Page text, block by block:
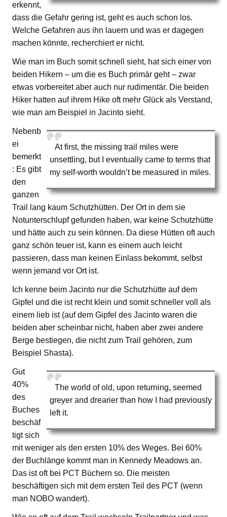
erkennt,
dass die Gefahr gering ist, geht es auch schon los.
Welche Gefahren aus ihn lauern und was er dagegen
machen könnte, recherchiert er nicht.
Wie man im Buch somit schnell sieht, hat sich einer von
beiden Hikern – um die es Buch primär geht – zwar
etwas vorbereitet aber auch nur rudimentär. Die beiden
Hiker hatten auf ihrem Hike oft mehr Glück als Verstand,
wie man am Beispiel in Jacinto sieht.
At first, the missing trail miles were
unsettling, but I eventually came to terms that
my self-worth wouldn’t be measured in miles.
Nebenb
ei
bemerkt
: Es gibt
den
ganzen
Trail lang kaum Schutzhütten. Der Ort in dem sie
Notunterschlupf gefunden haben, war keine Schutzhütte
und hätte auch zu sein können. Da diese Hütten oft auch
ganz schön teuer ist, kann es einem auch leicht
passieren, dass man keinen Einlass bekommt, selbst
wenn jemand vor Ort ist.
Ich kenne beim Jacinto nur die Schutzhütte auf dem
Gipfel und die ist recht klein und somit schneller voll als
einem lieb ist (auf dem Gipfel des Jacinto waren die
beiden aber scheinbar nicht, haben aber zwei andere
Berge bestiegen, die nicht zum Trail gehören, zum
Beispiel Shasta).
The world of old, upon returning, seemed
greyer and drearier than how I had previously
left it.
Gut
40%
des
Buches
beschäf
tigt sich
mit weniger als den ersten 10% des Weges. Bei 60%
der Buchlänge kommt man in Kennedy Meadows an.
Das ist oft bei PCT Büchern so. Die meisten
beschäftigen sich mit dem ersten Teil des PCT (wenn
man NOBO wandert).